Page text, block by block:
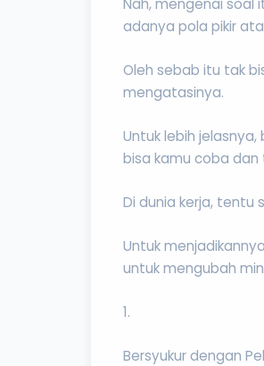
Nah, mengenai soal
adanya pola pikir
Oleh sebab itu tak
mengatasinya.
Untuk lebih
bisa kamu coba dan
Di dunia kerja, tentu
Untuk
untuk mengubah
1.
Bersyukur dengan